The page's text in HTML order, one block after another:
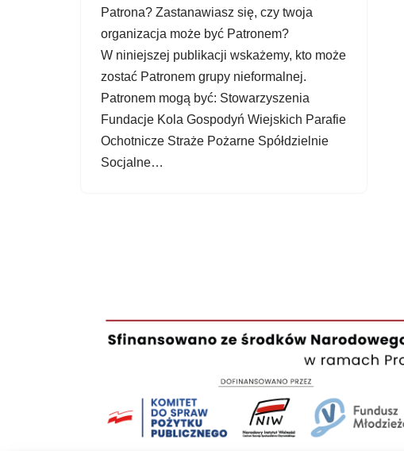
Patrona? Zastanawiasz się, czy twoja
organizacja może być Patronem?
W niniejszej publikacji wskażemy, kto może
zostać Patronem grupy nieformalnej.
Patronem mogą być: Stowarzyszenia
Fundacje Kola Gospodyń Wiejskich Parafie
Ochotnicze Straże Pożarne Spółdzielnie
Socjalne…